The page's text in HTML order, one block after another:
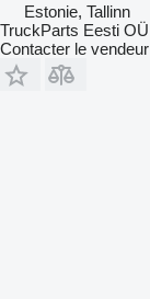
Estonie, Tallinn
TruckParts Eesti OÜ
Contacter le vendeur